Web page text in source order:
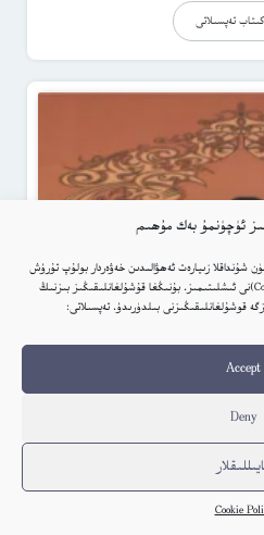
ئۈچۈنمۇ بەك مۇھىم
شۇنداقلا زىيارەت ئەھۋالىدىن خەۋەردار بولۇپ تۇرۇش
ئۈچۈن نۆۋەتتە ئېلكىتاب تورىدا ساقلانمىلار(Cookie)نى ئىشلىتىمىز. بۇنىڭغا قۇشۇلغانلىقىڭىز بىزنىڭ
Accept
Deny
Cookie
كىتاب تەپسىلاتى